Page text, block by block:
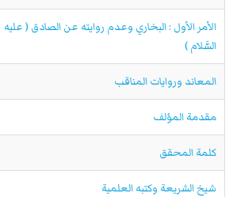
الأمر الأول : البخاري وعدم روايته عن الصادق ( عليه
السَّلام )
المعاند وروايات المناقب
مقدمة المؤلف
كلمة المحقق
شيخ الشريعة وكتبه العلمية